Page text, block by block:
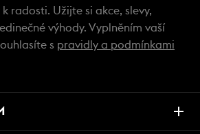
radosti. Užijte si akce, slevy,
výhody. Vyplněním vaší
s pravidly a podmínkami